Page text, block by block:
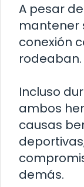
A pesar
mantener
conexión
rodeaban.
Incluso
ambos
causas
demás.